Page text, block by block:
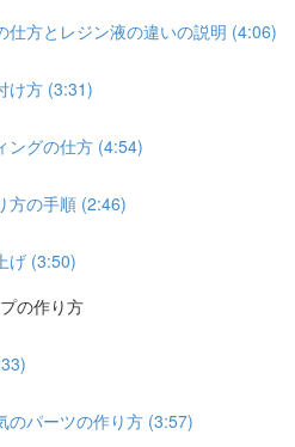
仕方とレジン液の違いの説明 (4:06)
け方 (3:31)
ングの仕方 (4:54)
方の手順 (2:46)
げ (3:50)
の作り方
のパーツの作り方 (3:57)